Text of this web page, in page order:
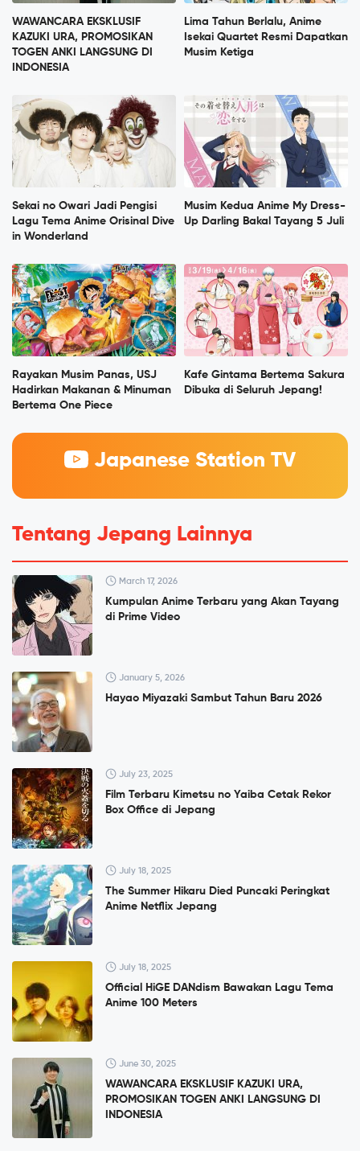
WAWANCARA EKSKLUSIF
KAZUKI URA, PROMOSIKAN
TOGEN ANKI LANGSUNG DI
INDONESIA
Lima Tahun Berlalu, Anime
Isekai Quartet Resmi Dapatkan
Musim Ketiga
Sekai no Owari Jadi Pengisi
Lagu Tema Anime Orisinal Dive
in Wonderland
Musim Kedua Anime My Dress-
Up Darling Bakal Tayang 5 Juli
Rayakan Musim Panas, USJ
Hadirkan Makanan & Minuman
Bertema One Piece
Kafe Gintama Bertema Sakura
Dibuka di Seluruh Jepang!
Japanese Station TV
Tentang Jepang Lainnya
March 17, 2026
Kumpulan Anime Terbaru yang Akan Tayang
di Prime Video
January 5, 2026
Hayao Miyazaki Sambut Tahun Baru 2026
July 23, 2025
Film Terbaru Kimetsu no Yaiba Cetak Rekor
Box Office di Jepang
July 18, 2025
The Summer Hikaru Died Puncaki Peringkat
Anime Netflix Jepang
July 18, 2025
Official HiGE DANdism Bawakan Lagu Tema
Anime 100 Meters
June 30, 2025
WAWANCARA EKSKLUSIF KAZUKI URA,
PROMOSIKAN TOGEN ANKI LANGSUNG DI
INDONESIA